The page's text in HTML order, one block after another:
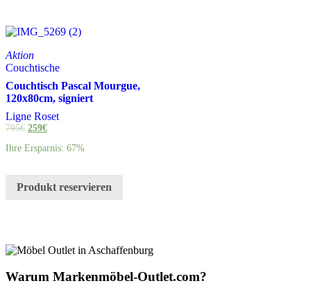
Aktion
Couchtische
Couchtisch Pascal Mourgue,
120x80cm, signiert
Ligne Roset
795€ 259€
Ihre Ersparnis: 67%
Produkt reservieren
Warum Markenmöbel-Outlet.com?